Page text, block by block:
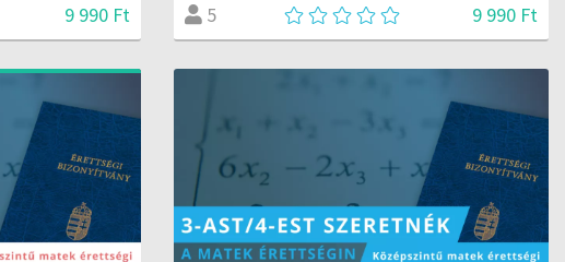
9 990 Ft 5 9 990 Ft